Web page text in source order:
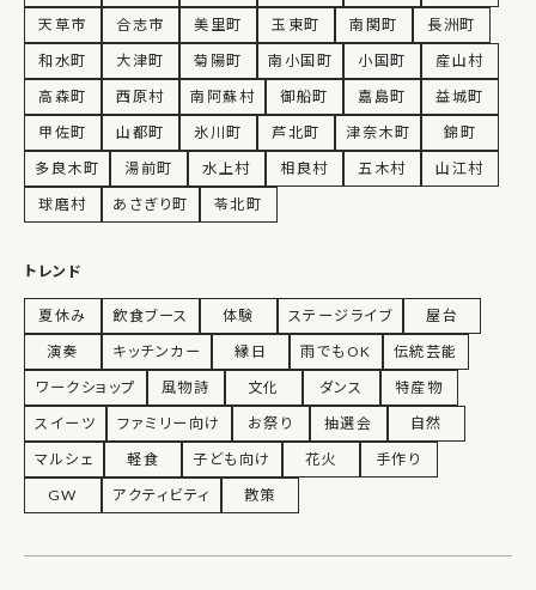
天草市
合志市 美里町 玉東町 南関町
長洲町
和水町
大津町 菊陽町 南小国町 小国町
産山村
高森町
西原村 南阿蘇村 御船町 嘉島町
益城町
甲佐町
山都町 氷川町 芦北町 津奈木町
錦町
多良木町
湯前町 水上村 相良村 五木村
山江村
球磨村
あさぎり町 苓北町
トレンド
夏休み 飲食ブース 体験 ステージライブ
屋台
演奏
キッチンカー 縁日 雨でもOK
伝統芸能
ワークショップ
風物詩 文化 ダンス
特産物
スイーツ
ファミリー向け お祭り 抽選会
自然
マルシェ
軽食 子ども向け 花火
手作り
GW
アクティビティ 散策